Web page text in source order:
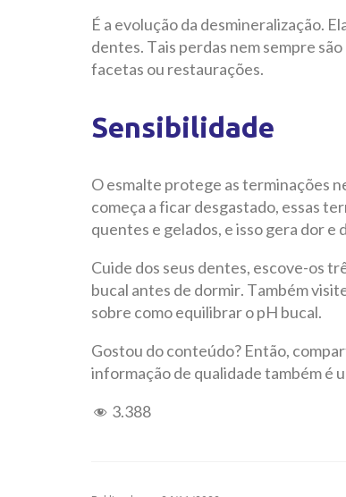
É a evolução da desmineralização.
dentes. Tais perdas nem sempre
facetas ou restaurações.
Sensibilidade
O esmalte protege as terminações
começa a ficar desgastado, essas
quentes e gelados, e isso gera dor e
Cuide dos seus dentes, escove-os
bucal antes de dormir. Também
sobre como equilibrar o pH bucal.
Gostou do conteúdo? Então,
informação de qualidade também é
3.388